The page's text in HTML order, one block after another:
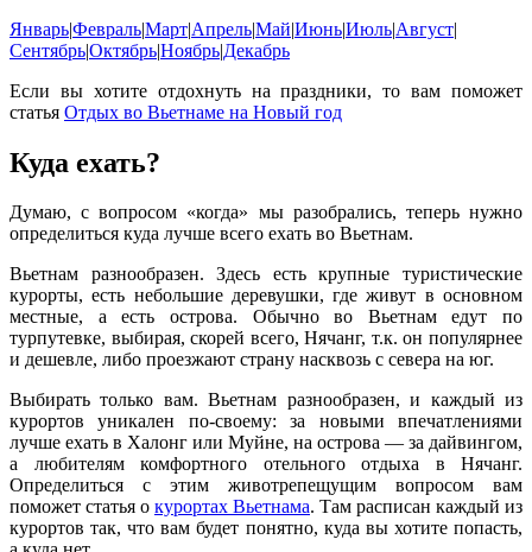
Январь|Февраль|Март|Апрель|Май|Июнь|Июль|Август|
Сентябрь|Октябрь|Ноябрь|Декабрь
Если вы хотите отдохнуть на праздники, то вам поможет
статья Отдых во Вьетнаме на Новый год
Куда ехать?
Думаю, с вопросом «когда» мы разобрались, теперь нужно
определиться куда лучше всего ехать во Вьетнам.
Вьетнам разнообразен. Здесь есть крупные туристические
курорты, есть небольшие деревушки, где живут в основном
местные, а есть острова. Обычно во Вьетнам едут по
турпутевке, выбирая, скорей всего, Нячанг, т.к. он популярнее
и дешевле, либо проезжают страну насквозь с севера на юг.
Выбирать только вам. Вьетнам разнообразен, и каждый из
курортов уникален по-своему: за новыми впечатлениями
лучше ехать в Халонг или Муйне, на острова — за дайвингом,
а любителям комфортного отельного отдыха в Нячанг.
Определиться с этим животрепещущим вопросом вам
поможет статья о курортах Вьетнама. Там расписан каждый из
курортов так, что вам будет понятно, куда вы хотите попасть,